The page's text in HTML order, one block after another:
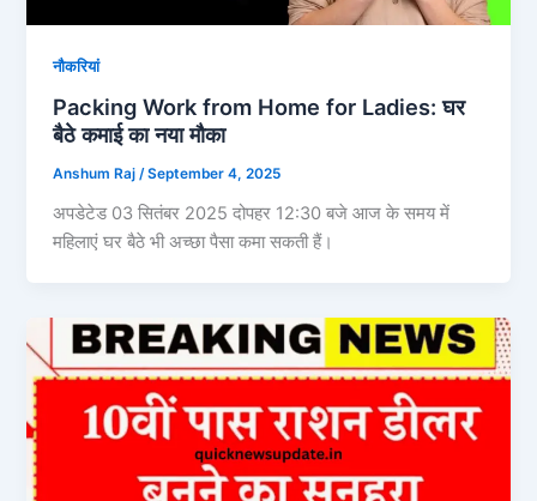
नौकरियां
Packing Work from Home for Ladies: घर
बैठे कमाई का नया मौका
Anshum Raj/September 4, 2025
अपडेटेड 03 सितंबर 2025 दोपहर 12:30 बजे आज के समय में
महिलाएं घर बैठे भी अच्छा पैसा कमा सकती हैं।